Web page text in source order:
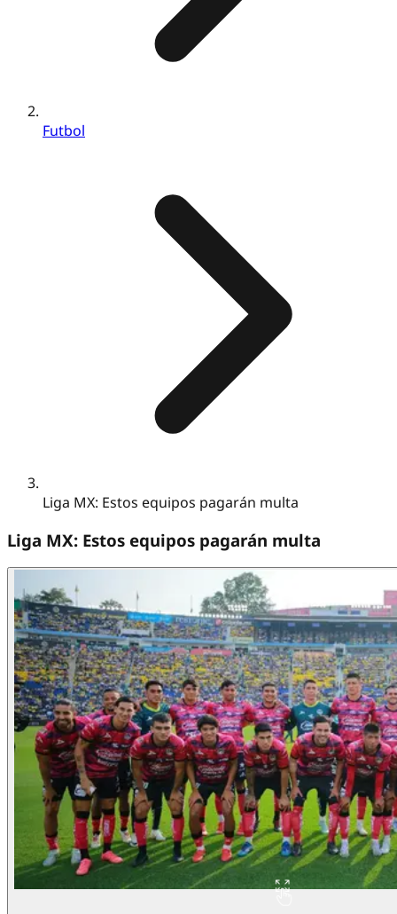
Futbol
Liga MX: Estos equipos pagarán multa
Liga MX: Estos equipos pagarán multa